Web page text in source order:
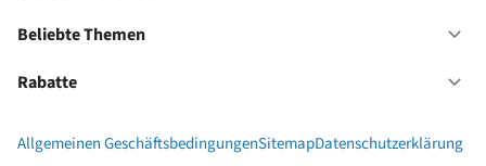
Beliebte Themen
Rabatte
Allgemeinen GeschäftsbedingungenSitemapDatenschutzerklärung